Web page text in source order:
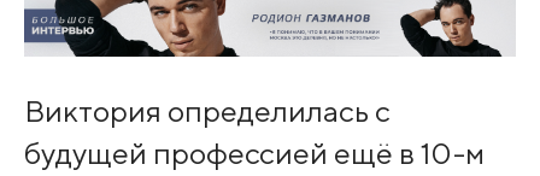
Виктория определилась с
будущей профессией ещё в 10-м